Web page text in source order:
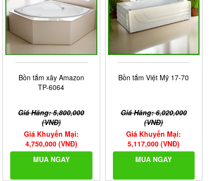
Bồn tắm xây Amazon
TP-6064
Giá Hãng: 5,800,000
(VNĐ)
Giá Khuyến Mại:
4,750,000 (VNĐ)
MUA NGAY
Bồn tắm Việt Mỹ 17-70
Giá Hãng: 6,020,000
(VNĐ)
Giá Khuyến Mại:
5,117,000 (VNĐ)
MUA NGAY